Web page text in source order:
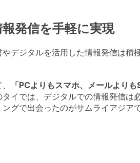
発信を手軽に実現
デジタルを活用した情報発信は積
「PCよりもスマホ、メールよりも
イでは、デジタルでの情報発信は
グで出会ったのがサムライアジアで